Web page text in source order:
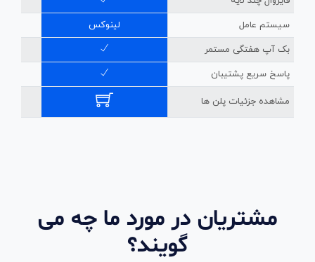
سیستم عامل
لینوکس
بک آپ هفتگی مستمر
پاسخ سریع پشتیبان
مشاهده جزئیات پلن ها
مشتریان در مورد ما چه می
گویند؟